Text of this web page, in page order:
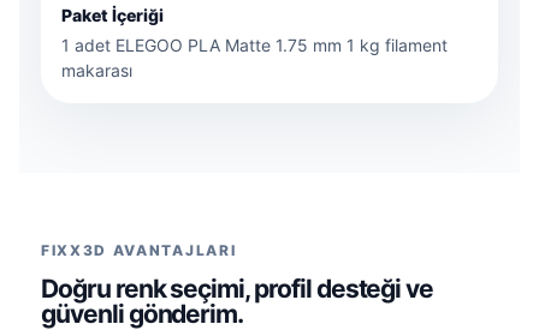
Paket İçeriği
1 adet ELEGOO PLA Matte 1.75 mm 1 kg filament
makarası
FIXX3D AVANTAJLARI
Doğru renk seçimi, profil desteği ve
güvenli gönderim.